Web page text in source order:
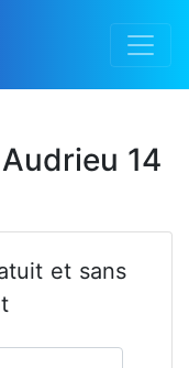
14
et sans